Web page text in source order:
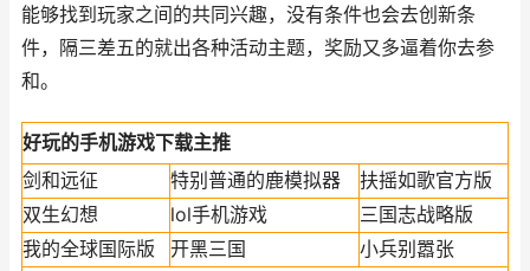
能够找到玩家之间的共同兴趣，没有条件也会去创新条
件，隔三差五的就出各种活动主题，奖励又多逼着你去参
和。
好玩的手机游戏下载主推
剑和远征
特别普通的鹿模拟器
扶摇如歌官方版
双生幻想
lol手机游戏
三国志战略版
我的全球国际版
开黑三国
小兵别嚣张